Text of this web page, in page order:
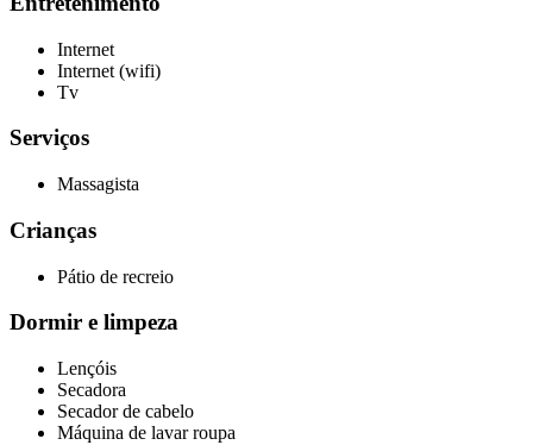
Internet
Internet (wifi)
Tv
Serviços
Massagista
Crianças
Pátio de recreio
Dormir e limpeza
Lençóis
Secadora
Secador de cabelo
Máquina de lavar roupa